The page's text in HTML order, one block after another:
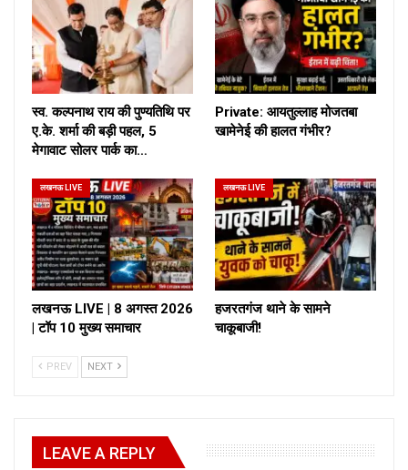
स्व. कल्पनाथ राय की पुण्यतिथि पर
ए.के. शर्मा की बड़ी पहल, 5
मेगावाट सोलर पार्क का…
Private: आयतुल्लाह मोजतबा
खामेनेई की हालत गंभीर?
लखनऊ LIVE
लखनऊ LIVE | 8 अगस्त 2026
| टॉप 10 मुख्य समाचार
लखनऊ LIVE
हजरतगंज थाने के सामने
चाकूबाजी!
PREV NEXT
LEAVE A REPLY